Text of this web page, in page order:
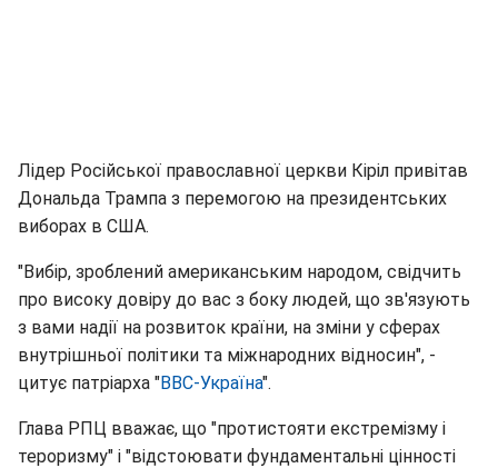
Лідер Російської православної церкви Кіріл привітав
Дональда Трампа з перемогою на президентських
виборах в США.
"Вибір, зроблений американським народом, свідчить
про високу довіру до вас з боку людей, що зв'язують
з вами надії на розвиток країни, на зміни у сферах
внутрішньої політики та міжнародних відносин", -
цитує патріарха "ВВС-Україна".
Глава РПЦ вважає, що "протистояти екстремізму і
тероризму" і "відстоювати фундаментальні цінності